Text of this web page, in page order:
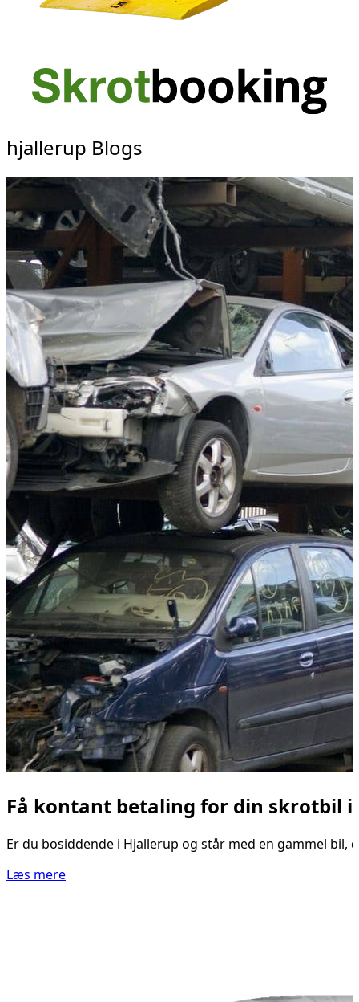
hjallerup Blogs
Få kontant betaling for din skrotbil i
Er du bosiddende i Hjallerup og står med en gammel
Læs mere